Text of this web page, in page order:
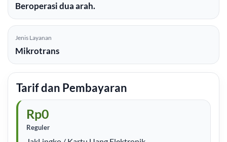
Beroperasi dua arah.
Jenis Layanan
Mikrotrans
Tarif dan Pembayaran
Rp0
Reguler